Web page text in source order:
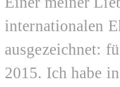
internationalen
ausgezeichnet:
2015. Ich habe